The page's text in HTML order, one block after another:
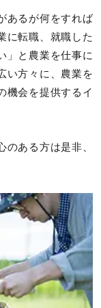
あるが何をすれば
に転職、就職した
」と農業を仕事に
い方々に、農業を
機会を提供するイ
のある方は是非、